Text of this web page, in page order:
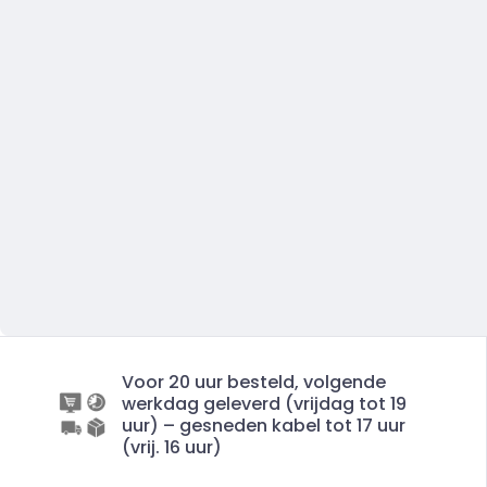
Voor 20 uur besteld, volgende
werkdag geleverd (vrijdag tot 19
uur) – gesneden kabel tot 17 uur
(vrij. 16 uur)